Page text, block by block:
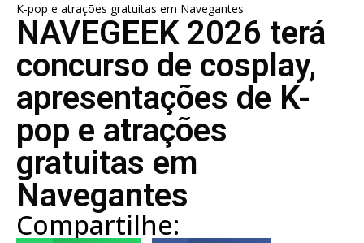
K-pop e atrações gratuitas em Navegantes
NAVEGEEK 2026 terá
concurso de cosplay,
apresentações de K-
pop e atrações
gratuitas em
Navegantes
Compartilhe: